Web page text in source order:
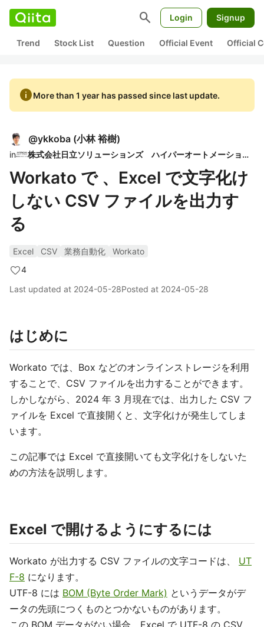
search Login Signup
Trend Stock List Question Official Event Official
infoMore than 1 year has passed since last update.
@ykkoba (小林 裕樹)
in 株式会社日立ソリューションズ ハイパーオートメーションコミュニティ
Workato で 、Excel で文字化け
しない CSV ファイルを出力す
る
Excel CSV 業務自動化
Workato
4
Last updated at 2024-05-28Posted at 2024-05-28
はじめに
Workato では、Box などのオンラインストレージを利用
することで、CSV ファイルを出力することができます。
しかしながら、2024 年 3 月現在では、出力した CSV フ
ァイルを Excel で直接開くと、文字化けが発生してしま
います。
この記事では Excel で直接開いても文字化けをしないた
めの方法を説明します。
Excel で開けるようにするには
Workato が出力する CSV ファイルの文字コードは、 UT
F-8 になります。
UTF-8 には BOM (Byte Order Mark) というデータがデ
ータの先頭につくものとつかないものがあります。
この BOM データがない場合、Excel で UTF-8 の CSV